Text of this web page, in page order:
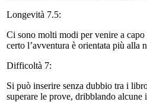
Longevità 7.5:
Ci sono molti modi per venire a capo
certo l’avventura è orientata più alla
Difficoltà 7:
Si può inserire senza dubbio tra i
superare le prove, dribblando alcune